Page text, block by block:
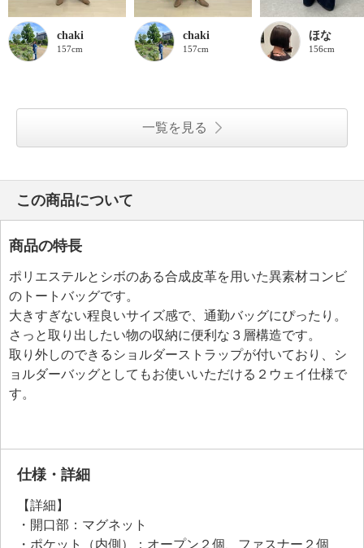
chaki
157cm
chaki
157cm
ほな
156cm
一覧を見る
この商品について
商品の特長
ポリエステルとシボのある合成皮革を用いた異素材コンビ
のトートバッグです。
大きすぎない程良いサイズ感で、通勤バッグにぴったり。
さっと取り出したい物の収納に便利な３層構造です。
取り外しのできるショルダーストラップが付いており、シ
ョルダーバッグとしてもお使いいただける２ウェイ仕様で
す。
仕様・詳細
【詳細】
・開口部：マグネット
・ポケット（内側）：オープン２個、ファスナー２個